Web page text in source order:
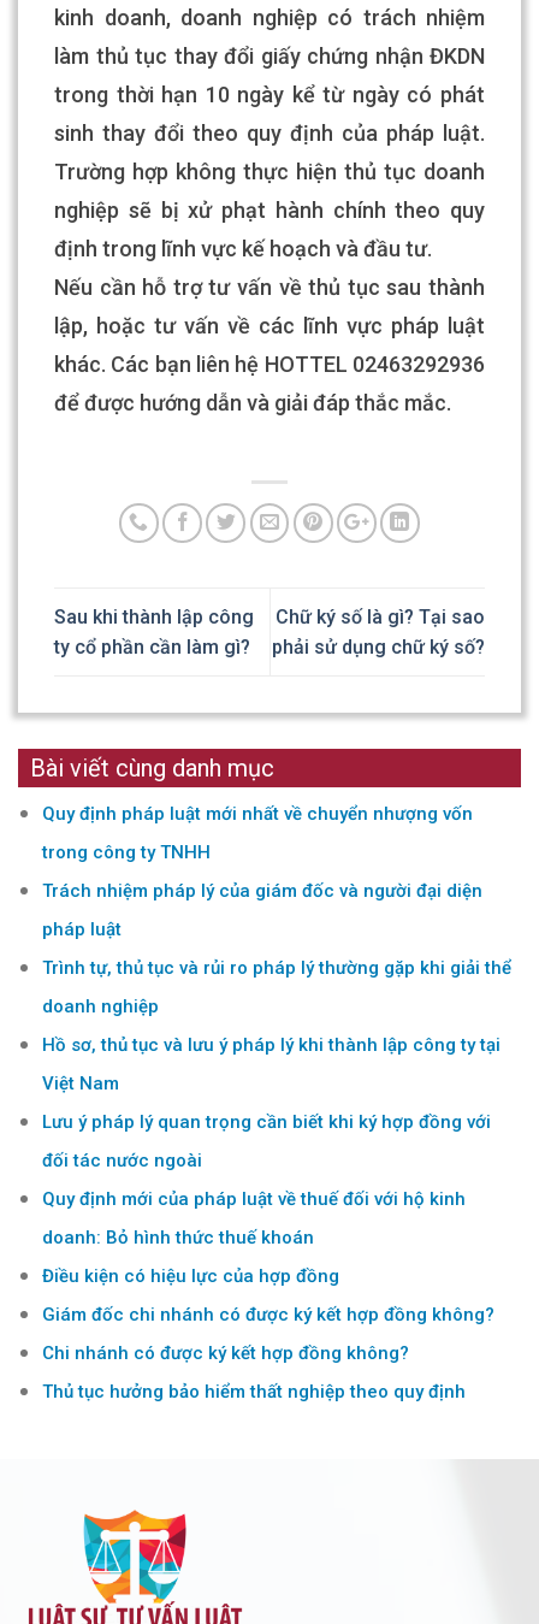
kinh doanh, doanh nghiệp có trách nhiệm
làm thủ tục thay đổi giấy chứng nhận ĐKDN
trong thời hạn 10 ngày kể từ ngày có phát
sinh thay đổi theo quy định của pháp luật.
Trường hợp không thực hiện thủ tục doanh
nghiệp sẽ bị xử phạt hành chính theo quy
định trong lĩnh vực kế hoạch và đầu tư.
Nếu cần hỗ trợ tư vấn về thủ tục sau thành
lập, hoặc tư vấn về các lĩnh vực pháp luật
khác. Các bạn liên hệ HOTTEL 02463292936
để được hướng dẫn và giải đáp thắc mắc.
Sau khi thành lập công
ty cổ phần cần làm gì?
Chữ ký số là gì? Tại sao
phải sử dụng chữ ký số?
Bài viết cùng danh mục
Quy định pháp luật mới nhất về chuyển nhượng vốn
trong công ty TNHH
Trách nhiệm pháp lý của giám đốc và người đại diện
pháp luật
Trình tự, thủ tục và rủi ro pháp lý thường gặp khi giải thể
doanh nghiệp
Hồ sơ, thủ tục và lưu ý pháp lý khi thành lập công ty tại
Việt Nam
Lưu ý pháp lý quan trọng cần biết khi ký hợp đồng với
đối tác nước ngoài
Quy định mới của pháp luật về thuế đối với hộ kinh
doanh: Bỏ hình thức thuế khoán
Điều kiện có hiệu lực của hợp đồng
Giám đốc chi nhánh có được ký kết hợp đồng không?
Chi nhánh có được ký kết hợp đồng không?
Thủ tục hưởng bảo hiểm thất nghiệp theo quy định